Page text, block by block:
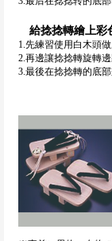
給捻捻轉繪
1.先練習使用白木頭
2.再邊讓捻捻轉旋轉邊
3.最後在捻捻轉的底